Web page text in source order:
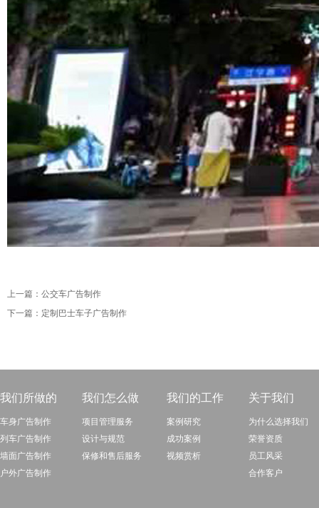
上一篇： 公交车广告制作
下一篇： 定制巴士车子广告制作
我们所做的
车身广告制作
列车广告制作
墙面广告制作
户外广告制作
我们怎么做
项目管理服务
设计与规范
保修和售后服务
我们的工作
案例研究
成功案例
视频赏析
关于我们
为什么选择我们
荣誉资质
员工风采
合作客户